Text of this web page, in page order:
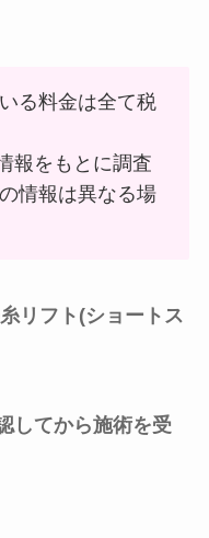
る料金は全て税
報をもとに調査
情報は異なる場
リフト(ショートス
してから施術を受